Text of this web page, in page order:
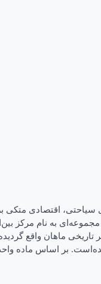
اقتصادی متکی بر
به نام مرکز
۲۷ کیلومتری شهر کرمان و در
بر اساس ماده